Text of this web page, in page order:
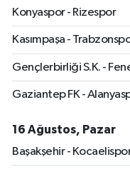
Konyaspor - Rizespor
Kasımpaşa -
Gençlerbirliği S.K. -
Gaziantep FK -
16 Ağustos, Pazar
Başakşehir -